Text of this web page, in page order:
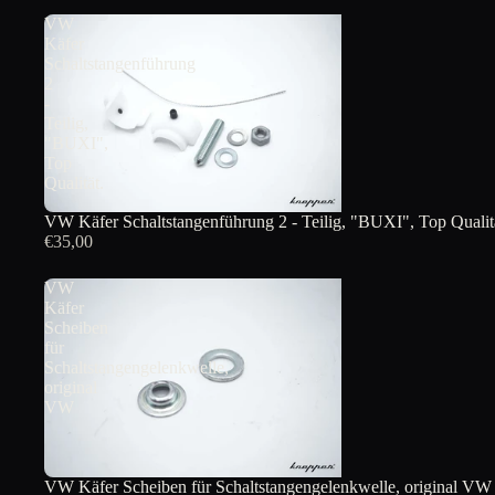
VW
Käfer
Schaltstangenführung
Qualität.
VW Käfer Schaltstangenführung 2 - Teilig, "BUXI", Top
€35,00
VW
Käfer
Scheiben
für
Schaltstangengelenkwelle,
original
VW
VW Käfer Scheiben für Schaltstangengelenkwelle, original VW